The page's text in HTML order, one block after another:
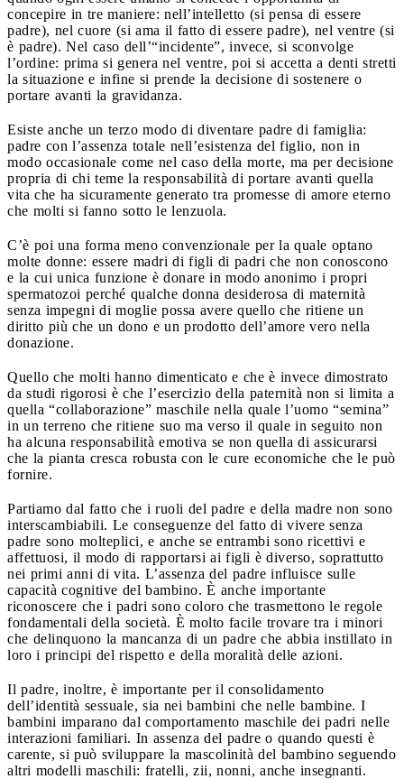
concepire in tre maniere: nell’intelletto (si pensa di essere
padre), nel cuore (si ama il fatto di essere padre), nel ventre (si
è padre). Nel caso dell’“incidente”, invece, si sconvolge
l’ordine: prima si genera nel ventre, poi si accetta a denti stretti
la situazione e infine si prende la decisione di sostenere o
portare avanti la gravidanza.
Esiste anche un terzo modo di diventare padre di famiglia:
padre con l’assenza totale nell’esistenza del figlio, non in
modo occasionale come nel caso della morte, ma per decisione
propria di chi teme la responsabilità di portare avanti quella
vita che ha sicuramente generato tra promesse di amore eterno
che molti si fanno sotto le lenzuola.
C’è poi una forma meno convenzionale per la quale optano
molte donne: essere madri di figli di padri che non conoscono
e la cui unica funzione è donare in modo anonimo i propri
spermatozoi perché qualche donna desiderosa di maternità
senza impegni di moglie possa avere quello che ritiene un
diritto più che un dono e un prodotto dell’amore vero nella
donazione.
Quello che molti hanno dimenticato e che è invece dimostrato
da studi rigorosi è che l’esercizio della paternità non si limita a
quella “collaborazione” maschile nella quale l’uomo “semina”
in un terreno che ritiene suo ma verso il quale in seguito non
ha alcuna responsabilità emotiva se non quella di assicurarsi
che la pianta cresca robusta con le cure economiche che le può
fornire.
Partiamo dal fatto che i ruoli del padre e della madre non sono
interscambiabili. Le conseguenze del fatto di vivere senza
padre sono molteplici, e anche se entrambi sono ricettivi e
affettuosi, il modo di rapportarsi ai figli è diverso, soprattutto
nei primi anni di vita. L’assenza del padre influisce sulle
capacità cognitive del bambino. È anche importante
riconoscere che i padri sono coloro che trasmettono le regole
fondamentali della società. È molto facile trovare tra i minori
che delinquono la mancanza di un padre che abbia instillato in
loro i principi del rispetto e della moralità delle azioni.
Il padre, inoltre, è importante per il consolidamento
dell’identità sessuale, sia nei bambini che nelle bambine. I
bambini imparano dal comportamento maschile dei padri nelle
interazioni familiari. In assenza del padre o quando questi è
carente, si può sviluppare la mascolinità del bambino seguendo
altri modelli maschili: fratelli, zii, nonni, anche insegnanti.